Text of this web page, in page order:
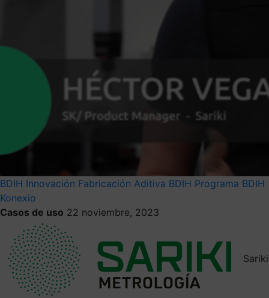
BDIH Innovación Fabricación Aditiva BDIH Programa BDIH
Konexio
Casos de uso 22 noviembre, 2023
Sariki